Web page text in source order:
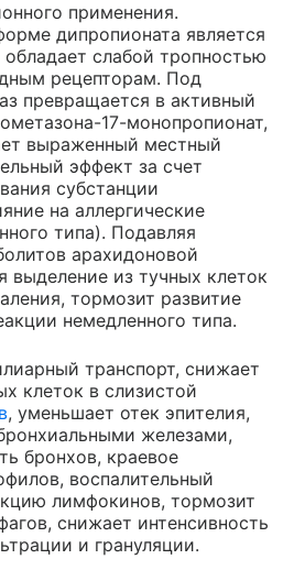
применения.
дипропионата является
слабой тропностью
рецепторам. Под
превращается в активный
17-монопропионат,
выраженный местный
эффект за счет
субстанции
на аллергические
типа). Подавляя
арахидоновой
выделение из тучных клеток
тормозит развитие
немедленного типа.
транспорт, снижает
клеток в слизистой
, уменьшает отек эпителия,
железами,
бронхов, краевое
воспалительный
лимфокинов, тормозит
снижает интенсивность
и грануляции.